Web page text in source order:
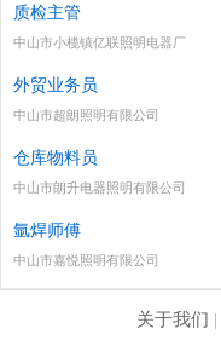
质检主管
中山市小榄镇亿联照明电器厂
外贸业务员
中山市超朗照明有限公司
仓库物料员
中山市朗升电器照明有限公司
氩焊师傅
中山市嘉悦照明有限公司
关于我们 |